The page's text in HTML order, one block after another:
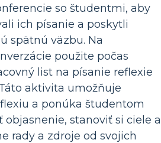
so študentmi, aby
ich písanie a poskytli
spätnú väzbu. Na
použite počas
list na písanie reflexie
aktivita umožňuje
a ponúka študentom
objasnenie, stanoviť si ciele a
rady a zdroje od svojich